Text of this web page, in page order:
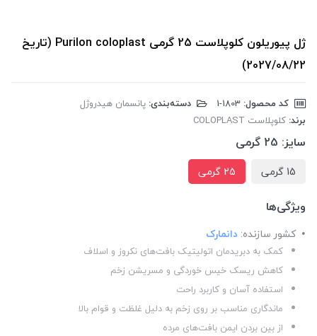
ژل پیوریلون کلوپلاست 25 گرمی Purilon coloplast (تاریخ
2027/08/22)
کد محصول: دسته‌بندی: پانسمان هیدروژل
برند: کلوپلاست COLOPLAST
سایز: 25 گرمی
15 گرمی 25 گرمی
ویژگی‌ها
کشور سازنده: دانمارک
کمک به دبریدمان اتولیتیک بافت‌های نکروز و اسلاف
کاهش ریسک خیس خوردگی و مسریشن زخم
استفاده آسان و کاربرد راحت
ماندگاری مناسب بر روی زخم به دلیل غلظت و قوام بالا
از بین بردن ایمن بافت‌های مرده